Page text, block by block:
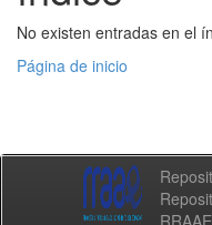
No existen entradas en el
Página de inicio
RRAAE